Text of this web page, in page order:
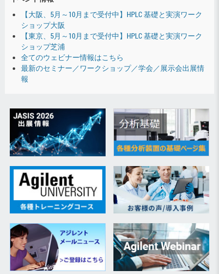
【大阪、5月～10月まで受付中】HPLC 基礎と実演ワーク
ショップ大阪
【東京、5月～10月まで受付中】HPLC 基礎と実演ワーク
ショップ芝浦
全てのウェビナー情報はこちら
最新のセミナー／ワークショップ／学会／展示会出展情
報